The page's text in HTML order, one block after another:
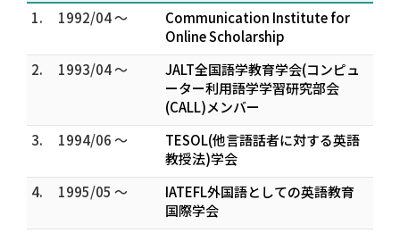
1.
1992/04 ～
Communication Institute for
Online Scholarship
2.
1993/04 ～
JALT全国語学教育学会(コンピュ
ーター利用語学学習研究部会
(CALL)メンバー
3.
1994/06 ～
TESOL(他言語話者に対する英語
教授法)学会
4.
1995/05 ～
IATEFL外国語としての英語教育
国際学会